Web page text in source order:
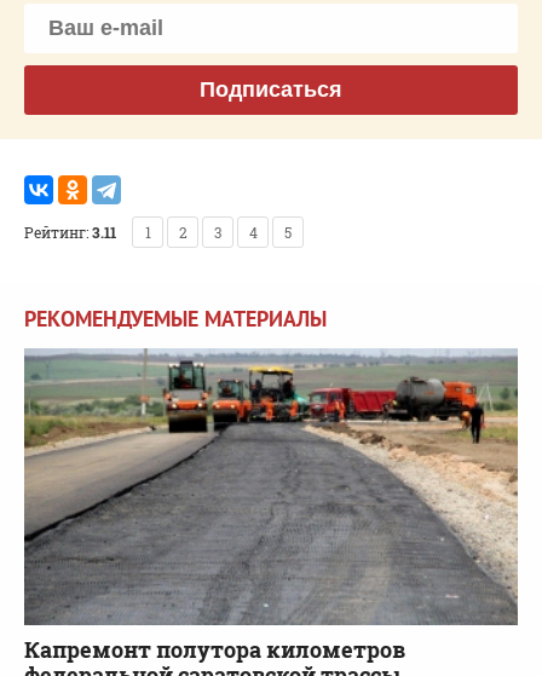
Подписаться
Рейтинг:3.11 1 2 3 4 5
РЕКОМЕНДУЕМЫЕ МАТЕРИАЛЫ
Капремонт полутора километров